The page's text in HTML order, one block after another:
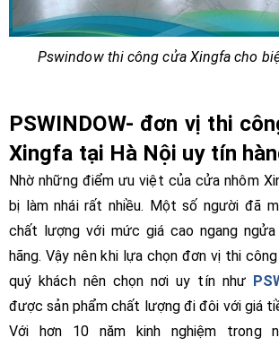
Pswindow thi công cửa Xingfa cho
PSWINDOW- đơn vị thi
Xingfa tại Hà Nội uy tín
Nhờ những điểm ưu việt của cửa nhôm
bị làm nhái rất nhiều. Một số người đã
chất lượng với mức giá cao ngang
hãng. Vậy nên khi lựa chọn đơn vị thi
quý khách nên chọn nơi uy tín như
được sản phẩm chất lượng đi đôi với giá
Với hơn 10 năm kinh nghiệm trong